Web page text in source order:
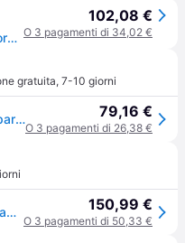
DIGITUS DN-10-09U Distributore a parete DIGITUS 10", 9 U, grigio chiaro RAL 7035
102,08 €
O 3 pagamenti di 34,02 €
gratuita, 7-10 giorni
Digitus Custodia professionale a parete (9HE, Portapacchi da 10 pollici), Armadio rack, Grigio 79,16 €
O 3 pagamenti di 26,38 €
Digitus DN-10-09U Armadio montabile su muro grigio chiaro, RAL 7035 9U 10" 150,99 €
O 3 pagamenti di 50,33 €